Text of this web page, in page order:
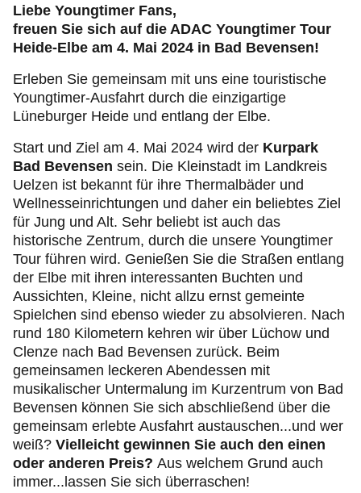
Liebe Youngtimer Fans,
freuen Sie sich auf die ADAC Youngtimer Tour
Heide-Elbe am 4. Mai 2024 in Bad Bevensen!
Erleben Sie gemeinsam mit uns eine touristische
Youngtimer-Ausfahrt durch die einzigartige
Lüneburger Heide und entlang der Elbe.
Start und Ziel am 4. Mai 2024 wird der Kurpark
Bad Bevensen sein. Die Kleinstadt im Landkreis
Uelzen ist bekannt für ihre Thermalbäder und
Wellnesseinrichtungen und daher ein beliebtes Ziel
für Jung und Alt. Sehr beliebt ist auch das
historische Zentrum, durch die unsere Youngtimer
Tour führen wird. Genießen Sie die Straßen entlang
der Elbe mit ihren interessanten Buchten und
Aussichten, Kleine, nicht allzu ernst gemeinte
Spielchen sind ebenso wieder zu absolvieren. Nach
rund 180 Kilometern kehren wir über Lüchow und
Clenze nach Bad Bevensen zurück. Beim
gemeinsamen leckeren Abendessen mit
musikalischer Untermalung im Kurzentrum von Bad
Bevensen können Sie sich abschließend über die
gemeinsam erlebte Ausfahrt austauschen...und wer
weiß? Vielleicht gewinnen Sie auch den einen
oder anderen Preis? Aus welchem Grund auch
immer...lassen Sie sich überraschen!